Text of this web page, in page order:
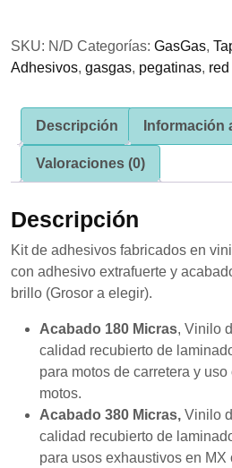
Negro
cantidad
SKU: N/D Categorías: GasGas,
Adhesivos, gasgas, pegatinas, red
Descripción Información
Valoraciones (0)
Descripción
Kit de adhesivos fabricados en
con adhesivo extrafuerte y
brillo (Grosor a elegir).
Acabado 180 Micras, Vinilo
calidad recubierto de
para motos de carretera y
motos.
Acabado 380 Micras, Vinilo
calidad recubierto de
para usos exhaustivos en MX
Estadísticas
Para que
y estructura
de la web, en
base a cómo
Experiencia
Para que
nuestra web
funcione lo
durante tu
visita. Si
rechaza estas
cookies,
algunas
funcionalidades
desaparecerán